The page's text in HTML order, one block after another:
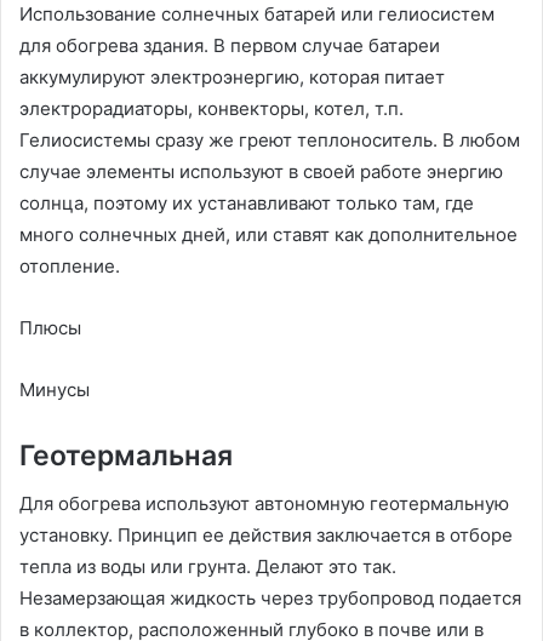
Использование солнечных батарей или гелиосистем
для обогрева здания. В первом случае батареи
аккумулируют электроэнергию, которая питает
электрорадиаторы, конвекторы, котел, т.п.
Гелиосистемы сразу же греют теплоноситель. В любом
случае элементы используют в своей работе энергию
солнца, поэтому их устанавливают только там, где
много солнечных дней, или ставят как дополнительное
отопление.
Плюсы
Минусы
Геотермальная
Для обогрева используют автономную геотермальную
установку. Принцип ее действия заключается в отборе
тепла из воды или грунта. Делают это так.
Незамерзающая жидкость через трубопровод подается
в коллектор, расположенный глубоко в почве или в